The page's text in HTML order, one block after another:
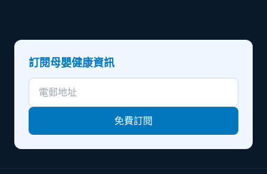
訂閱母嬰健康資訊
免費訂閱